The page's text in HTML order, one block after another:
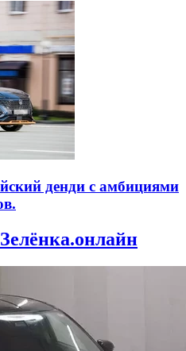
денди с амбициями